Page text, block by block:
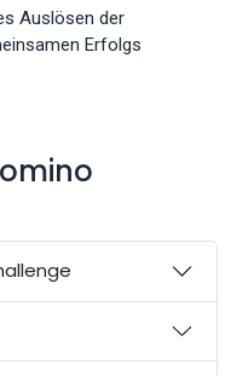
Auslösen der
Erfolgs